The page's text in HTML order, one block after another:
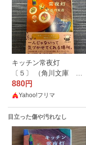
キッチン常夜灯
〔５〕 （角川文庫 な
８０－５） 長月天音／
〔著〕
880円
Yahoo!フリマ
目立った傷や汚れなし